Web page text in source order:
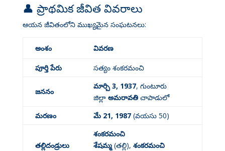
👤 ప్రాథమిక జీవిత వివరాలు
ఆయన జీవితంలోని ముఖ్యమైన సంఘటనలు:
అంశం వివరణ
పూర్తి పేరు సత్యం శంకరమంచి
జననం
మార్చి 3, 1937, గుంటూరు
జిల్లా అమరావతిచాపాడులో
మరణం
మే 21, 1987(వయసు 50)
తల్లిదండ్రులు
శంకరమంచి
శేషమ్మ(తల్లి), శంకరమంచి